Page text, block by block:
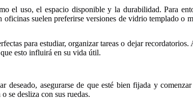
el uso, el espacio disponible y la durabilidad. Para
suelen preferirse versiones de vidrio templado o
para estudiar, organizar tareas o dejar
esto influirá en su vida útil.
asegurarse de que esté bien fijada y
se desliza con sus ruedas.